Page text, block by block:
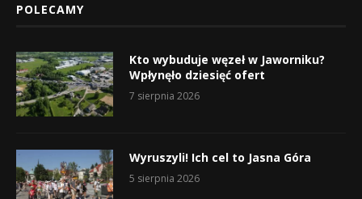
POLECAMY
Kto wybuduje węzeł w Jaworniku?
Wpłynęło dziesięć ofert
7 sierpnia 2026
Wyruszyli! Ich cel to Jasna Góra
5 sierpnia 2026